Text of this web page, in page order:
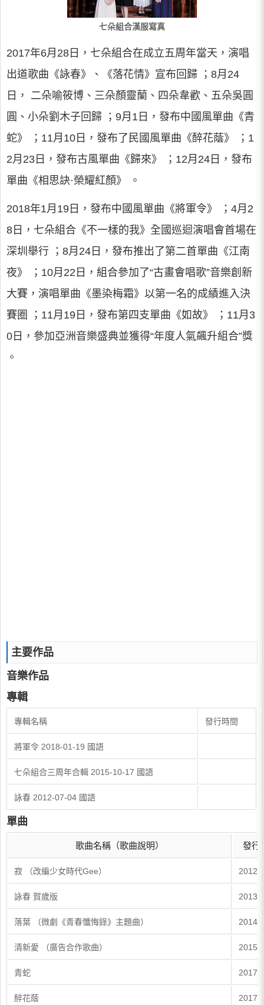
七朵組合漢服寫真
2017年6月28日，七朵組合在成立五周年當天，演唱
出道歌曲《詠春》、《落花情》宣布回歸 ；8月24
日， 二朵喻筱博、三朵顏靈蘭、四朵韋歡、五朵吳圓
圓、小朵劉木子回歸 ；9月1日，發布中國風單曲《青
蛇》 ；11月10日，發布了民國風單曲《醉花蔭》 ；1
2月23日，發布古風單曲《歸來》 ；12月24日，發布
單曲《相思訣·榮耀紅顏》 。
2018年1月19日，發布中國風單曲《將軍令》 ；4月2
8日，七朵組合《不一樣的我》全國巡迴演唱會首場在
深圳舉行 ；8月24日，發布推出了第二首單曲《江南
夜》 ；10月22日，組合參加了“古畫會唱歌”音樂創新
大賽，演唱單曲《墨染梅霜》以第一名的成績進入決
賽圈 ；11月19日，發布第四支單曲《如故》 ；11月3
0日，參加亞洲音樂盛典並獲得“年度人氣飆升組合”獎
。
主要作品
音樂作品
專輯
專輯名稱 發行時間
將軍令 2018-01-19 國語
七朵組合三周年合輯 2015-10-17 國語
詠春 2012-07-04 國語
單曲
歌曲名稱（歌曲說明） 發行
寂 （改編少女時代Gee） 2012-
詠春 賀歲版 2013-
落葉 （微劇《青春懺悔錄》主題曲） 2014-
清新愛 （廣告合作歌曲） 2015-
青蛇 2017-
醉花蔭 2017-